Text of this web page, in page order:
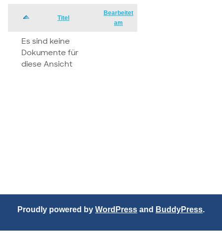
Has
Titel
Bearbeitet
am
Es sind keine
Dokumente für
diese Ansicht
Proudly powered by WordPress and BuddyPress.